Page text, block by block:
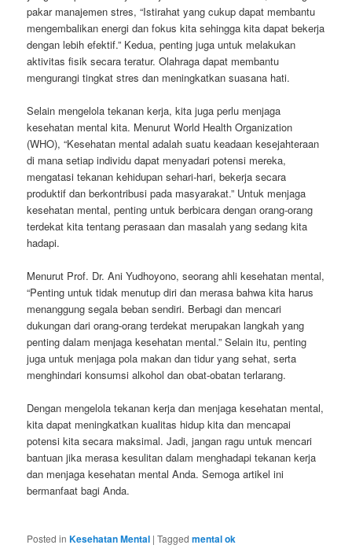
pakar manajemen stres, “Istirahat yang cukup dapat membantu
mengembalikan energi dan fokus kita sehingga kita dapat bekerja
dengan lebih efektif.” Kedua, penting juga untuk melakukan
aktivitas fisik secara teratur. Olahraga dapat membantu
mengurangi tingkat stres dan meningkatkan suasana hati.
Selain mengelola tekanan kerja, kita juga perlu menjaga
kesehatan mental kita. Menurut World Health Organization
(WHO), “Kesehatan mental adalah suatu keadaan kesejahteraan
di mana setiap individu dapat menyadari potensi mereka,
mengatasi tekanan kehidupan sehari-hari, bekerja secara
produktif dan berkontribusi pada masyarakat.” Untuk menjaga
kesehatan mental, penting untuk berbicara dengan orang-orang
terdekat kita tentang perasaan dan masalah yang sedang kita
hadapi.
Menurut Prof. Dr. Ani Yudhoyono, seorang ahli kesehatan mental,
“Penting untuk tidak menutup diri dan merasa bahwa kita harus
menanggung segala beban sendiri. Berbagi dan mencari
dukungan dari orang-orang terdekat merupakan langkah yang
penting dalam menjaga kesehatan mental.” Selain itu, penting
juga untuk menjaga pola makan dan tidur yang sehat, serta
menghindari konsumsi alkohol dan obat-obatan terlarang.
Dengan mengelola tekanan kerja dan menjaga kesehatan mental,
kita dapat meningkatkan kualitas hidup kita dan mencapai
potensi kita secara maksimal. Jadi, jangan ragu untuk mencari
bantuan jika merasa kesulitan dalam menghadapi tekanan kerja
dan menjaga kesehatan mental Anda. Semoga artikel ini
bermanfaat bagi Anda.
Posted in Kesehatan Mental |Tagged mental ok